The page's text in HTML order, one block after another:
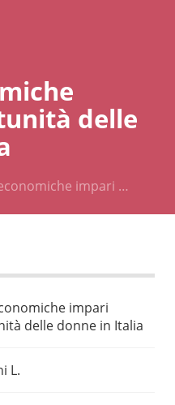
delle
impari …
impari
delle donne in Italia
L.